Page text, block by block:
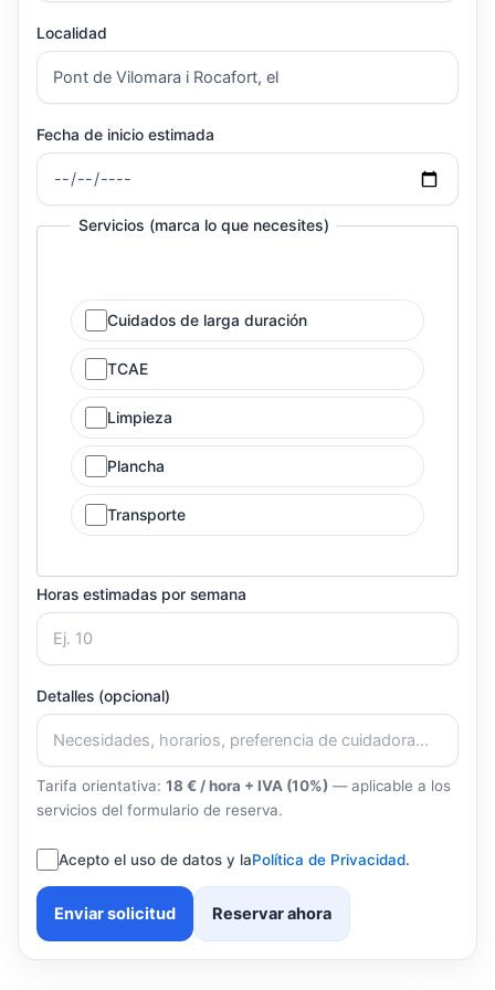
Localidad
Fecha de inicio estimada
Servicios (marca lo que necesites)
Cuidados de larga duración
TCAE
Limpieza
Plancha
Transporte
Horas estimadas por semana
Detalles (opcional)
Tarifa orientativa: 18 € / hora + IVA (10%) — aplicable a los
servicios del formulario de reserva.
Acepto el uso de datos y laPolítica de Privacidad.
Enviar solicitud Reservar ahora